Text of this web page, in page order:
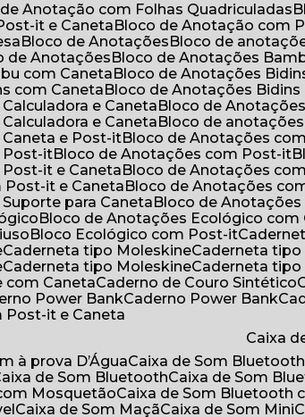
de Anotação com Folhas Quadriculadas
it e Caneta
Bloco de Anotação com
Bloco de Anotações Bloco de
de Anotações Bloco de Anotações
com Caneta
Bloco de Anotações
com Caneta
Bloco de Anotações
e Caneta
Bloco de
e Caneta
Bloco de
Caneta e Post-it
Bloco de Anotações
Post-it
Bloco de Anotações com Post-it
Post-it e Caneta
Bloco de Anotações
Post-it e Caneta
Bloco de Anotações
para Caneta
Bloco de
Bloco de Anotações Ecológico com
Bloco Ecológico com Post-it
Caderneta tipo Moleskine Caderneta
Caderneta tipo Moleskine Caderneta
com Caneta
Caderno de Couro Sintético
Power Bank Caderno Power Bank
Post-it e Caneta
Caixa
à prova D’Água Caixa de Som Bluetooth
Caixa de Som Bluetooth Caixa de Som
Mosquetão
Caixa de Som
Caixa de Som Maçã Caixa de Som Mini